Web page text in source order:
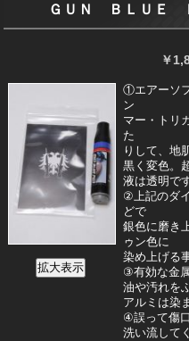
ＧＵＮ ＢＬＵＥ
￥
①エアーソ
ン
マー・トリ
た
りして、地
黒く変色。
液は透明です
②上記のダ
どで
銀色に磨き
ゥン色に
染め上げる
③有効な金
油や汚れを
アルミは染
④誤って傷
洗い流して